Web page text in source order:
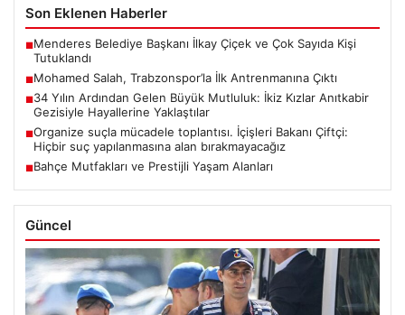
Son Eklenen Haberler
■Menderes Belediye Başkanı İlkay Çiçek ve Çok Sayıda Kişi
Tutuklandı
■Mohamed Salah, Trabzonspor’la İlk Antrenmanına Çıktı
■34 Yılın Ardından Gelen Büyük Mutluluk: İkiz Kızlar Anıtkabir
Gezisiyle Hayallerine Yaklaştılar
■Organize suçla mücadele toplantısı. İçişleri Bakanı Çiftçi:
Hiçbir suç yapılanmasına alan bırakmayacağız
■Bahçe Mutfakları ve Prestijli Yaşam Alanları
Güncel